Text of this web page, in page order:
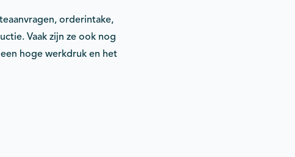
orderintake,
Vaak zijn ze ook nog
hoge werkdruk en het